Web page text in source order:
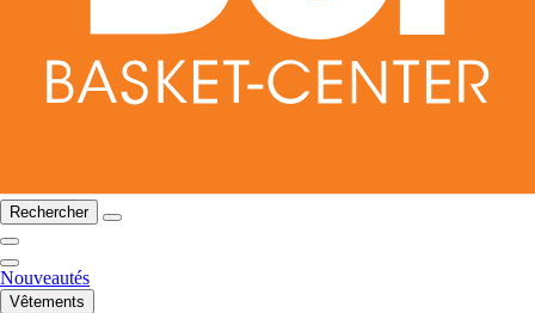
Rechercher
Nouveautés
Vêtements